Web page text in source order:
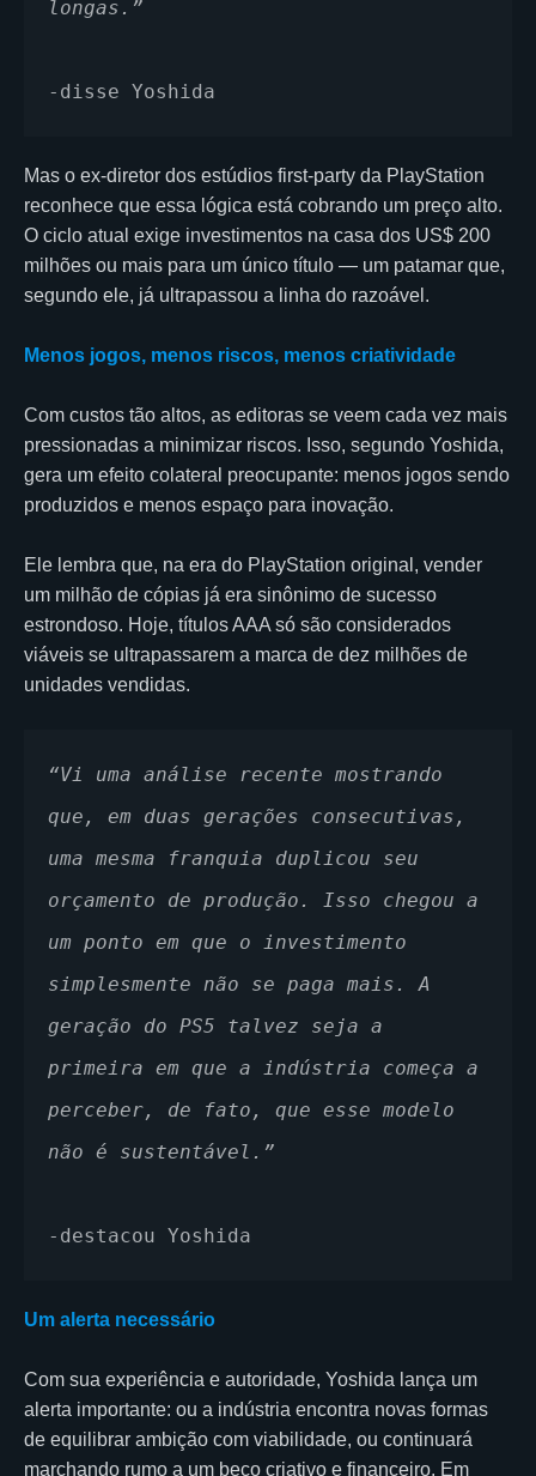
longas.”
-disse Yoshida
Mas o ex-diretor dos estúdios first-party da PlayStation
reconhece que essa lógica está cobrando um preço alto.
O ciclo atual exige investimentos na casa dos US$ 200
milhões ou mais para um único título — um patamar que,
segundo ele, já ultrapassou a linha do razoável.
Menos jogos, menos riscos, menos criatividade
Com custos tão altos, as editoras se veem cada vez mais
pressionadas a minimizar riscos. Isso, segundo Yoshida,
gera um efeito colateral preocupante: menos jogos sendo
produzidos e menos espaço para inovação.
Ele lembra que, na era do PlayStation original, vender
um milhão de cópias já era sinônimo de sucesso
estrondoso. Hoje, títulos AAA só são considerados
viáveis se ultrapassarem a marca de dez milhões de
unidades vendidas.
“Vi uma análise recente mostrando
que, em duas gerações consecutivas,
uma mesma franquia duplicou seu
orçamento de produção. Isso chegou a
um ponto em que o investimento
simplesmente não se paga mais. A
geração do PS5 talvez seja a
primeira em que a indústria começa a
perceber, de fato, que esse modelo
não é sustentável.”
-destacou Yoshida
Um alerta necessário
Com sua experiência e autoridade, Yoshida lança um
alerta importante: ou a indústria encontra novas formas
de equilibrar ambição com viabilidade, ou continuará
marchando rumo a um beco criativo e financeiro. Em